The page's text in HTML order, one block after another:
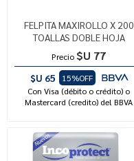
FELPITA MAXIROLLO X 200
TOALLAS DOBLE HOJA
Precio $U 77
$U 65
15%OFF
Con Visa (débito o crédito) o
Mastercard (credito) del BBVA